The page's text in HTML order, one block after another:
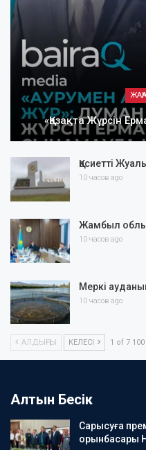
«Қазақта Жүрсін
Қасиетті
10 часов ago
Жамбыл
10 часов ago
Меркі
10 часов ago
АЛДЫҢҒЫ КЕЛЕСІ 1 of 7 100
Алтын Бесік
Сарысуға
орынбасары